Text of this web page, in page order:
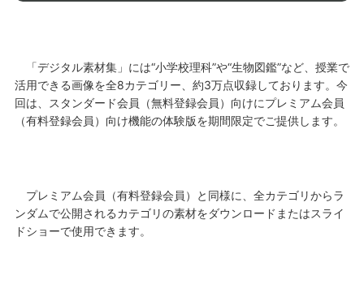
「デジタル素材集」には“小学校理科”や“生物図鑑”など、授業で
活用できる画像を全8カテゴリー、約3万点収録しております。今
回は、スタンダード会員（無料登録会員）向けにプレミアム会員
（有料登録会員）向け機能の体験版を期間限定でご提供します。
プレミアム会員（有料登録会員）と同様に、 全カテゴリからラ
ンダムで公開されるカテゴリの素材をダウンロードまたはスライ
ドショーで使用できます。